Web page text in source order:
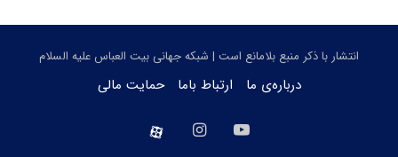
انتشار با ذکر منبع بلامانع است | شبکه جهانی بیت العباس علیه السلام
درباره‌ی ما ارتباط باما حمایت مالی
یوتیوب اینستاگرام